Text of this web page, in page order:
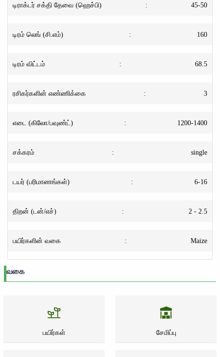
டிராக்டர் சக்தி தேவை (ஹெச்பி) : 45-50
டிரம் லெங் (சி.எம்) : 160
டிரம் விட்டம் : 68.5
ரசிகர்களின் எண்ணிக்கை : 3
எடை (கிலோ/பவுண்ட்) : 1200-1400
சக்கரம் : single
டயர் (பரிமாணங்கள்) : 6-16
திறன் (டன்/எச்) : 2 - 2.5
பயிர்களின் வகை : Maize
வகை
பயிர்கள் சேமிப்பு